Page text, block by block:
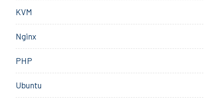
KVM
Nginx
PHP
Ubuntu